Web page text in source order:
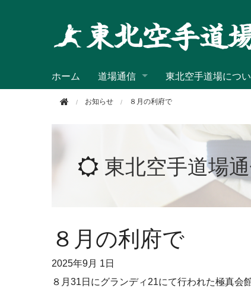
ホーム 道場通信 東北空手道場につ
お知らせ ８月の利府で
東北空手道場
８月の利府で
2025年9月 1日
８月31日にグランディ21にて行われた極真会